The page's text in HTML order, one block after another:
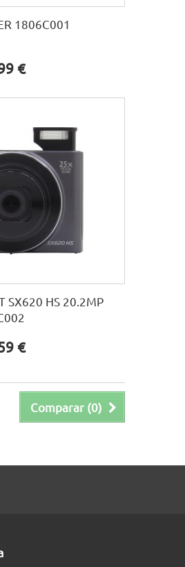
1806C001
€
SX620 HS 20.2MP
€
Comparar (0)